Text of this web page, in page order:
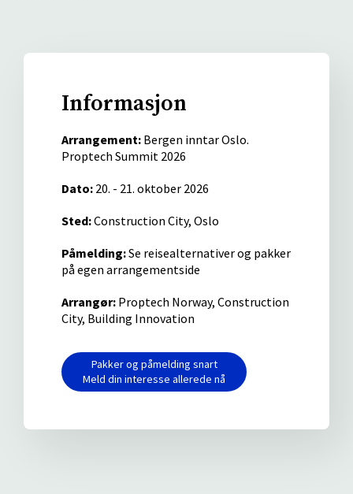
Informasjon
Arrangement: Bergen inntar Oslo.
Proptech Summit 2026
Dato: 20. - 21. oktober 2026
Sted:Construction City, Oslo
Påmelding:Se reisealternativer og pakker
på egen arrangementside
Arrangør: Proptech Norway, Construction
City, Building Innovation
Pakker og påmelding snart
Meld din interesse allerede nå